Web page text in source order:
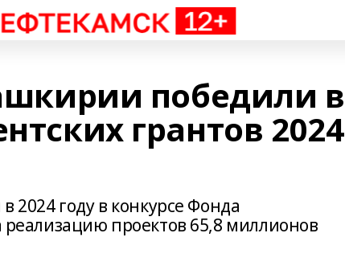
победили в
грантов 2024
2024 году в конкурсе Фонда
проектов 65,8 миллионов